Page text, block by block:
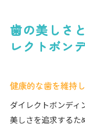
歯の美しさ
レクトボン
健康的な歯を維持
ダイレクトボンディ
美しさを追求するた